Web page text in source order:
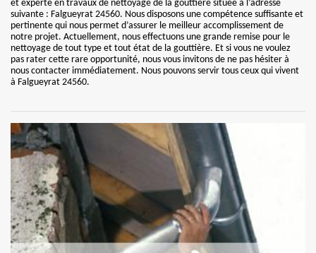
et experte en travaux de nettoyage de la gouttière située à l’adresse
suivante : Falgueyrat 24560. Nous disposons une compétence suffisante et
pertinente qui nous permet d’assurer le meilleur accomplissement de
notre projet. Actuellement, nous effectuons une grande remise pour le
nettoyage de tout type et tout état de la gouttière. Et si vous ne voulez
pas rater cette rare opportunité, nous vous invitons de ne pas hésiter à
nous contacter immédiatement. Nous pouvons servir tous ceux qui vivent
à Falgueyrat 24560.